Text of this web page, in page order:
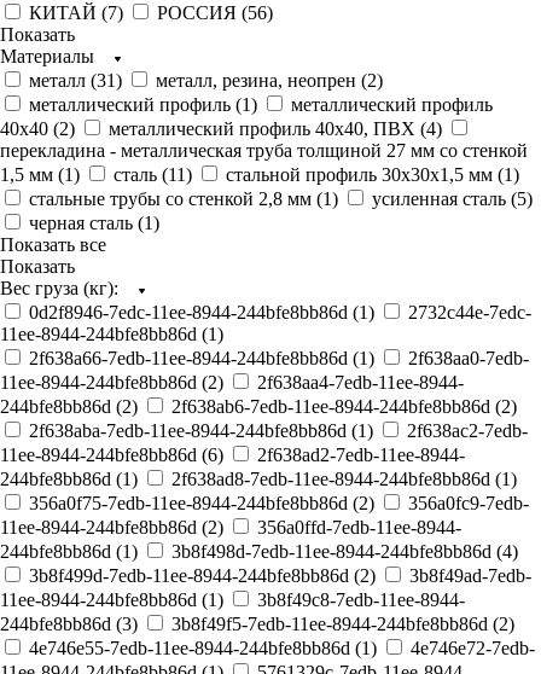
КИТАЙ (7) РОССИЯ (56)
Показать
Материалы
металл (31) металл, резина, неопрен (2)
металлический профиль (1)
металлический профиль
40х40 (2) металлический профиль 40х40, ПВХ (4)
перекладина - металлическая труба толщиной 27 мм со стенкой
1,5 мм (1) сталь (11) стальной профиль 30х30х1,5 мм (1)
стальные трубы со стенкой 2,8 мм (1) усиленная сталь (5)
черная сталь (1)
Показать все
Показать
Вес груза (кг):
0d2f8946-7edc-11ee-8944-244bfe8bb86d (1)
2732c44e-7edc-
11ee-8944-244bfe8bb86d (1)
2f638a66-7edb-11ee-8944-244bfe8bb86d (1)
2f638aa0-7edb-
11ee-8944-244bfe8bb86d (2)
2f638aa4-7edb-11ee-8944-
244bfe8bb86d (2) 2f638ab6-7edb-11ee-8944-244bfe8bb86d (2)
2f638aba-7edb-11ee-8944-244bfe8bb86d (1)
2f638ac2-7edb-
11ee-8944-244bfe8bb86d (6)
2f638ad2-7edb-11ee-8944-
244bfe8bb86d (1) 2f638ad8-7edb-11ee-8944-244bfe8bb86d (1)
356a0f75-7edb-11ee-8944-244bfe8bb86d (2)
356a0fc9-7edb-
11ee-8944-244bfe8bb86d (2)
356a0ffd-7edb-11ee-8944-
244bfe8bb86d (1) 3b8f498d-7edb-11ee-8944-244bfe8bb86d (4)
3b8f499d-7edb-11ee-8944-244bfe8bb86d (2)
3b8f49ad-7edb-
11ee-8944-244bfe8bb86d (1)
3b8f49c8-7edb-11ee-8944-
244bfe8bb86d (3) 3b8f49f5-7edb-11ee-8944-244bfe8bb86d (2)
4e746e55-7edb-11ee-8944-244bfe8bb86d (1)
4e746e72-7edb-